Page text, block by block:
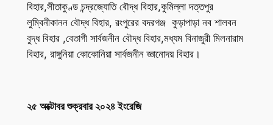
বিহার,সীতাকুণ্ড চন্দ্রজ্যোতি বৌদ্ধ বিহার,কুমিল্লা দত্তপুর
লুম্বিনীকানন বৌদ্ধ বিহার, রংপুরের বদরগঞ্জ কুড়াপাড়া নব শালবন
বুদ্ধ বিহার ,বেতাগী সার্বজনীন বৌদ্ধ বিহার,মধ্যম বিনাজুরী মিলনারাম
বিহার, রাঙ্গুনিয়া কোকোনিয়া সার্বজনীন জ্ঞানোদয় বিহার।
২৫ অক্টোবর শুক্রবার ২০২৪ ইংরেজি